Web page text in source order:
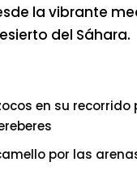
la vibrante
del Sáhara.
en su recorrido
por las